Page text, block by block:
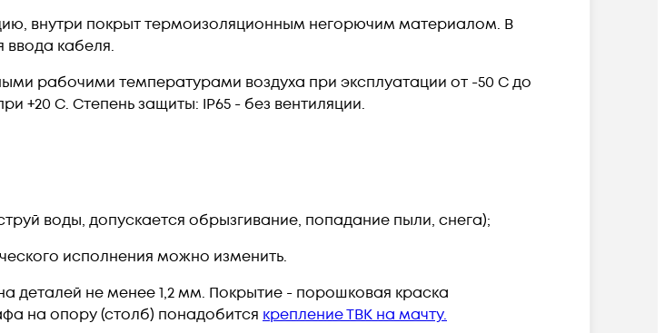
внутри покрыт термоизоляционным негорючим материалом. В
кабеля.
рабочими температурами воздуха при эксплуатации от -50 С до
+20 С. Степень защиты: IP65 - без вентиляции.
воды, допускается обрызгивание, попадание пыли, снега);
исполнения можно изменить.
деталей не менее 1,2 мм. Покрытие - порошковая краска
на опору (столб) понадобится крепление ТВК на мачту.